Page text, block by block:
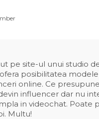
pe site-ul unui studio
posibilitatea
online. Ce
influencer dar nu
in videochat. Poate
Multu!